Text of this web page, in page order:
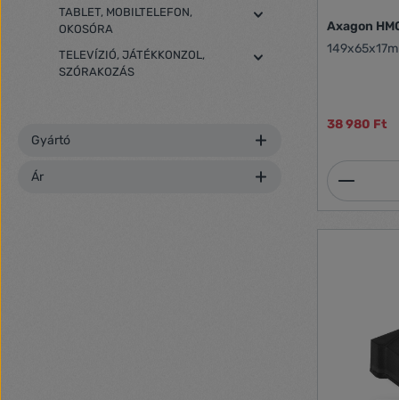
TABLET, MOBILTELEFON,
OKOSÓRA
TELEVÍZIÓ, JÁTÉKKONZOL,
SZÓRAKOZÁS
Gyártó
Ár
Axagon
38 980 Ft